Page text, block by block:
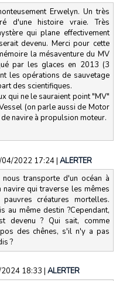
Erwelyn. Un très
d'une histoire vraie. Très
qui plane effectivement
devenu. Merci pour cette
la mésaventure du MV
par les glaces en 2013 (3
les opérations de sauvetage
des scientifiques.
qui ne le sauraient point "MV"
(on parle aussi de Motor
navire à propulsion moteur.
2022 17:24| ALERTER
transporte d'un océan à
qui traverse les mêmes
créatures mortelles.
au même destin ?Cependant,
devenu ? Qui sait, comme
des chênes, s'il n'y a pas
?
18:33 | ALERTER